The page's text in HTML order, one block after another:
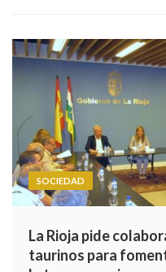
SOCIEDAD
La Rioja pide
taurinos para